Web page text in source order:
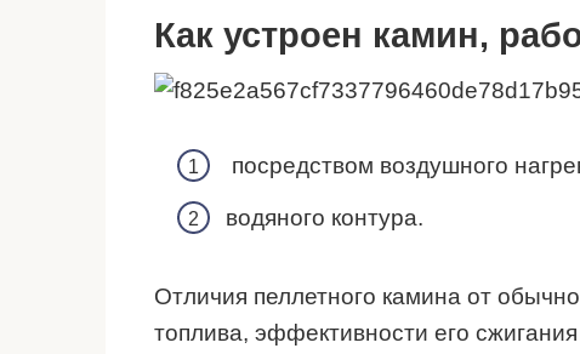
Как устроен камин,
посредством воздушного
водяного контура.
Отличия пеллетного камина от
топлива, эффективности его